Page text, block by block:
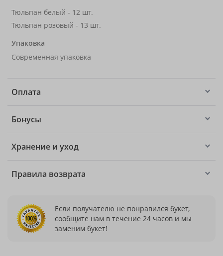
Тюльпан белый - 12 шт.
Тюльпан розовый - 13 шт.
Упаковка
Современная упаковка
Оплата
Бонусы
Хранение и уход
Правила возврата
Если получателю не понравился букет,
сообщите нам в течение 24 часов и мы
заменим букет!